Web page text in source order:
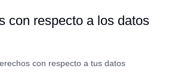
con respecto a los datos
con respecto a tus datos